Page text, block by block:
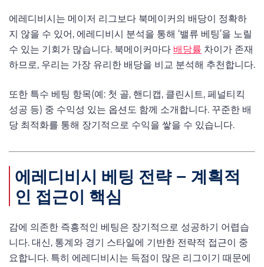
에레디비시는 메이저 리그보다 북메이커의 배당이 정확하
지 않을 수 있어, 에레디비시 분석을 통해 ‘밸류 베팅’을 노릴
수 있는 기회가 많습니다. 북메이커마다 배당률 차이가 존재
하므로, 우리는 가장 유리한 배당을 비교 분석해 추천합니다.
또한 특수 베팅 항목(예: 첫 골, 핸디캡, 클린시트, 페널티킥
성공 등) 중 수익성 있는 옵션도 함께 소개합니다. 꾸준한 배
당 최적화를 통해 장기적으로 수익을 쌓을 수 있습니다.
에레디비시 베팅 전략 – 계획적
인 접근이 핵심
감에 의존한 즉흥적인 베팅은 장기적으로 성공하기 어렵습
니다. 대신, 통계와 경기 스타일에 기반한 전략적 접근이 중
요합니다. 특히 에레디비시는 득점이 많은 리그이기 때문에